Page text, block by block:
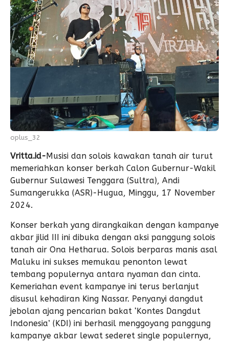
oplus_32
Vritta.id-Musisi dan solois kawakan tanah air turut
memeriahkan konser berkah Calon Gubernur-Wakil
Gubernur Sulawesi Tenggara (Sultra), Andi
Sumangerukka (ASR)-Hugua, Minggu, 17 November
2024.
Konser berkah yang dirangkaikan dengan kampanye
akbar jilid III ini dibuka dengan aksi panggung solois
tanah air Ona Hetharua. Solois berparas manis asal
Maluku ini sukses memukau penonton lewat
tembang populernya antara nyaman dan cinta.
Kemeriahan event kampanye ini terus berlanjut
disusul kehadiran King Nassar. Penyanyi dangdut
jebolan ajang pencarian bakat ‘Kontes Dangdut
Indonesia’ (KDI) ini berhasil menggoyang panggung
kampanye akbar lewat sederet single populernya,